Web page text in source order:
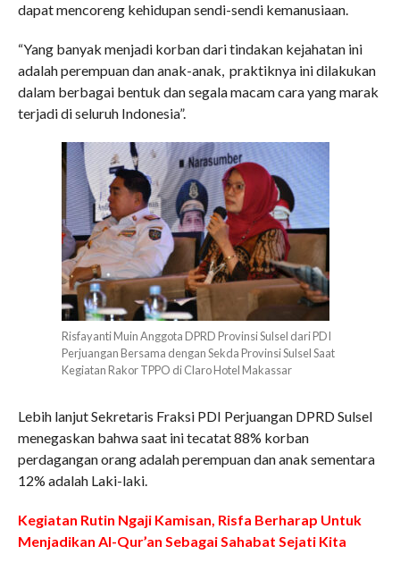
dapat mencoreng kehidupan sendi-sendi kemanusiaan.
“Yang banyak menjadi korban dari tindakan kejahatan ini
adalah perempuan dan anak-anak, praktiknya ini dilakukan
dalam berbagai bentuk dan segala macam cara yang marak
terjadi di seluruh Indonesia”.
Risfayanti Muin Anggota DPRD Provinsi Sulsel dari PDI
Perjuangan Bersama dengan Sekda Provinsi Sulsel Saat
Kegiatan Rakor TPPO di Claro Hotel Makassar
Lebih lanjut Sekretaris Fraksi PDI Perjuangan DPRD Sulsel
menegaskan bahwa saat ini tecatat 88% korban
perdagangan orang adalah perempuan dan anak sementara
12% adalah Laki-laki.
Kegiatan Rutin Ngaji Kamisan, Risfa Berharap Untuk
Menjadikan Al-Qur’an Sebagai Sahabat Sejati Kita